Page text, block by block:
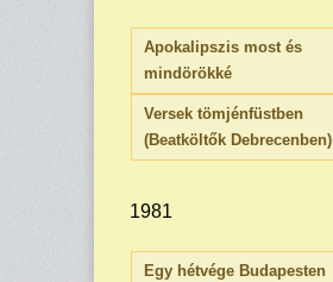
Apokalipszis most és
mindörökké
Versek tömjénfüstben
(Beatköltők Debrecenben)
1981
Egy hétvége Budapesten